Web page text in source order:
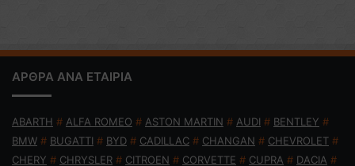
ΑΡΘΡΑ ΑΝΑ ΕΤΑΙΡΙΑ
ABARTH # ALFA ROMEO # ASTON MARTIN # AUDI # BENTLEY #
BMW # BUGATTI # BYD # CADILLAC # CHANGAN # CHEVROLET #
CHERY # CHRYSLER # CITROEN # CORVETTE # CUPRA # DACIA #